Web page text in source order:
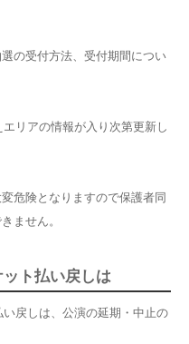
の受付方法、受付期間につい
リアの情報が入り次第更新し
危険となりますので保護者同
ません。
ト払い戻しは
戻しは、公演の延期・中止の